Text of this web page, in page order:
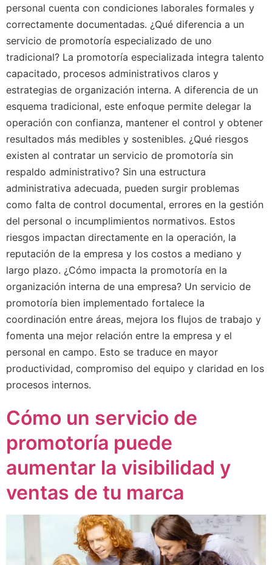
personal cuenta con condiciones laborales formales y
correctamente documentadas. ¿Qué diferencia a un
servicio de promotoría especializado de uno
tradicional? La promotoría especializada integra talento
capacitado, procesos administrativos claros y
estrategias de organización interna. A diferencia de un
esquema tradicional, este enfoque permite delegar la
operación con confianza, mantener el control y obtener
resultados más medibles y sostenibles. ¿Qué riesgos
existen al contratar un servicio de promotoría sin
respaldo administrativo? Sin una estructura
administrativa adecuada, pueden surgir problemas
como falta de control documental, errores en la gestión
del personal o incumplimientos normativos. Estos
riesgos impactan directamente en la operación, la
reputación de la empresa y los costos a mediano y
largo plazo. ¿Cómo impacta la promotoría en la
organización interna de una empresa? Un servicio de
promotoría bien implementado fortalece la
coordinación entre áreas, mejora los flujos de trabajo y
fomenta una mejor relación entre la empresa y el
personal en campo. Esto se traduce en mayor
productividad, compromiso del equipo y claridad en los
procesos internos.
Cómo un servicio de
promotoría puede
aumentar la visibilidad y
ventas de tu marca